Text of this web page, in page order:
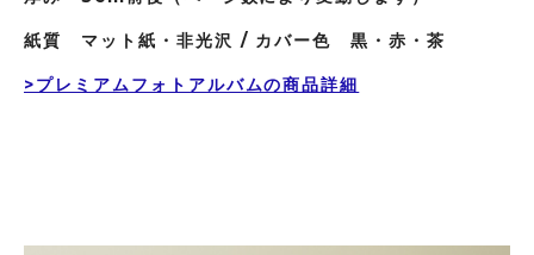
紙質 マット紙・非光沢 / カバー色 黒・赤・茶
>プレミアムフォトアルバムの商品詳細